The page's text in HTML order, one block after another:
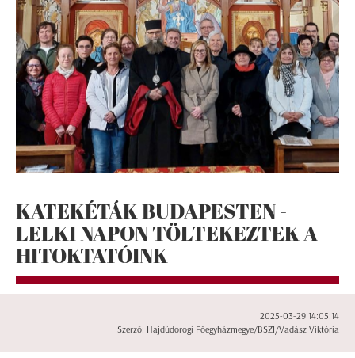
KATEKÉTÁK BUDAPESTEN -
LELKI NAPON TÖLTEKEZTEK A
HITOKTATÓINK
2025-03-29 14:05:14
Szerző: Hajdúdorogi Főegyházmegye/BSZI/Vadász Viktória